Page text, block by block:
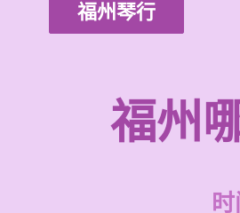
福州琴行
福州